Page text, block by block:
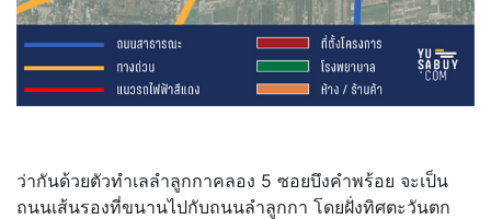
ว่ากันด้วยตัวทำเลลำลูกกาคลอง 5 ซอยบึงคำพร้อย จะเป็น
ถนนเส้นรองที่ขนานไปกับถนนลำลูกกา โดยฝั่งทิศตะวันตก